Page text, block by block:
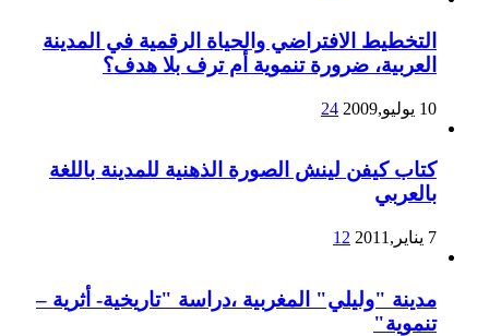
التخطيط الافتراضي والحياة الرقمية في المدينة
العربية، ضرورة تنموية أم ترف بلا هدف؟
10 يوليو,2009 24
كتاب كيفن لينش الصورة الذهنية للمدينة باللغة
بالعربي
7 يناير,2011 12
مدينة "وليلي" المغربية ،دراسة "تاريخية- أثرية –
تنموية"